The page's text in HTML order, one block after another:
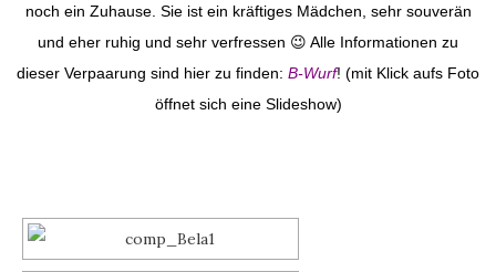
noch ein Zuhause. Sie ist ein kräftiges Mädchen, sehr souverän
und eher ruhig und sehr verfressen 😉 Alle Informationen zu
dieser Verpaarung sind hier zu finden: B-Wurf! (mit Klick aufs Foto
öffnet sich eine Slideshow)